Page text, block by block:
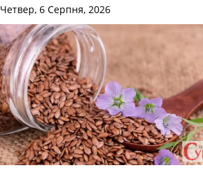
Четвер, 6 Серпня, 2026